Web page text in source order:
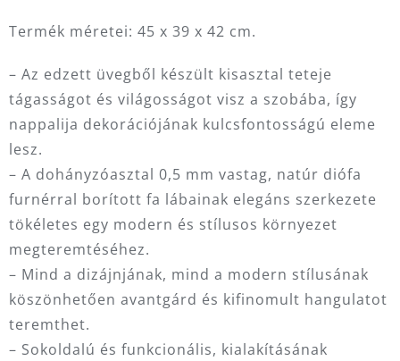
Termék méretei: 45 x 39 x 42 cm.
– Az edzett üvegből készült kisasztal teteje
tágasságot és világosságot visz a szobába, így
nappalija dekorációjának kulcsfontosságú eleme
lesz.
– A dohányzóasztal 0,5 mm vastag, natúr diófa
furnérral borított fa lábainak elegáns szerkezete
tökéletes egy modern és stílusos környezet
megteremtéséhez.
– Mind a dizájnjának, mind a modern stílusának
köszönhetően avantgárd és kifinomult hangulatot
teremthet.
– Sokoldalú és funkcionális, kialakításának